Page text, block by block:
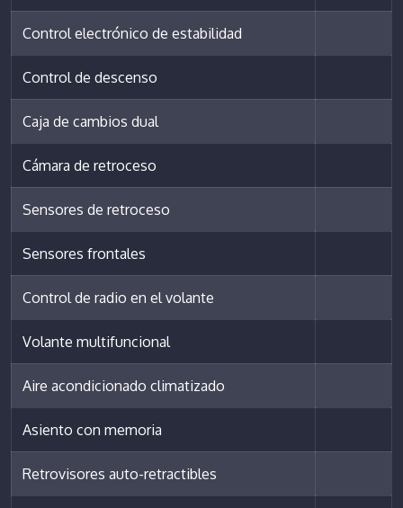
Control electrónico de estabilidad
Control de descenso
Caja de cambios dual
Cámara de retroceso
Sensores de retroceso
Sensores frontales
Control de radio en el volante
Volante multifuncional
Aire acondicionado climatizado
Asiento con memoria
Retrovisores auto-retractibles